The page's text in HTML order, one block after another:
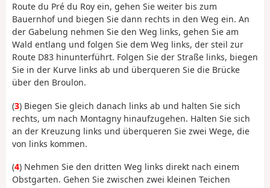
Route du Pré du Roy ein, gehen Sie weiter bis zum
Bauernhof und biegen Sie dann rechts in den Weg ein. An
der Gabelung nehmen Sie den Weg links, gehen Sie am
Wald entlang und folgen Sie dem Weg links, der steil zur
Route D83 hinunterführt. Folgen Sie der Straße links, biegen
Sie in der Kurve links ab und überqueren Sie die Brücke
über den Broulon.
(3) Biegen Sie gleich danach links ab und halten Sie sich
rechts, um nach Montagny hinaufzugehen. Halten Sie sich
an der Kreuzung links und überqueren Sie zwei Wege, die
von links kommen.
(4) Nehmen Sie den dritten Weg links direkt nach einem
Obstgarten. Gehen Sie zwischen zwei kleinen Teichen